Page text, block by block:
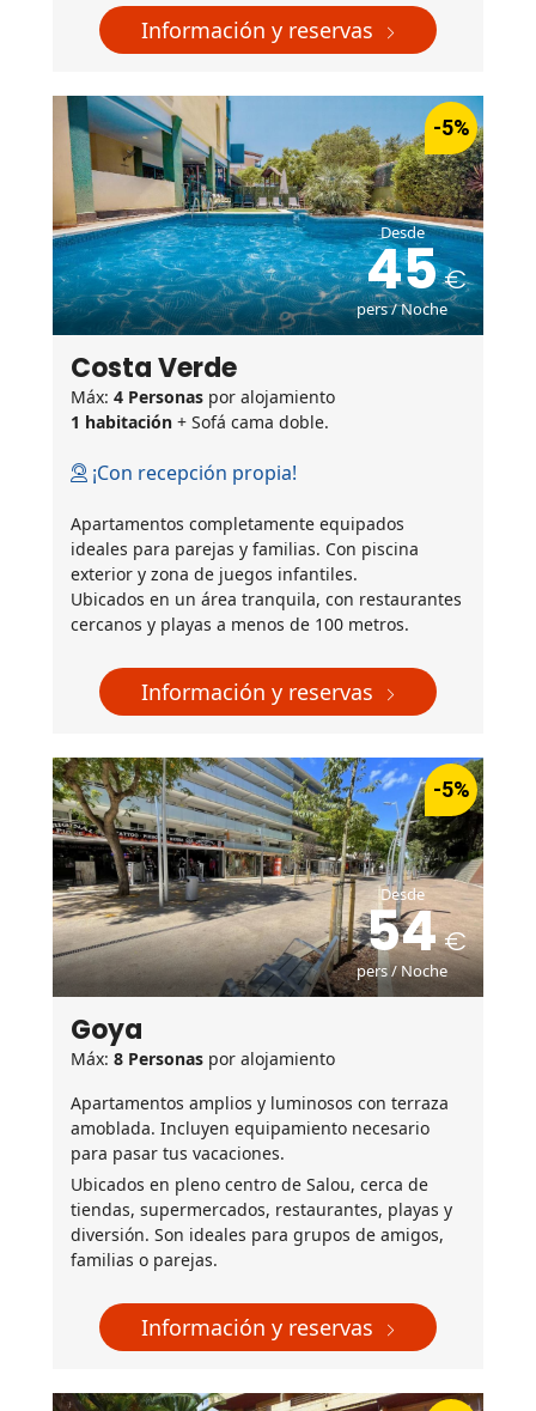
Información y reservas
-5%
Desde
45
pers / Noche
Costa Verde
Máx: 4 Personas por alojamiento
1 habitación + Sofá cama doble.
¡Con recepción propia!
Apartamentos completamente equipados
ideales para parejas y familias. Con piscina
exterior y zona de juegos infantiles.
Ubicados en un área tranquila, con restaurantes
cercanos y playas a menos de 100 metros.
Información y reservas
-5%
Desde
54
pers / Noche
Goya
Máx: 8 Personas por alojamiento
Apartamentos amplios y luminosos con terraza
amoblada. Incluyen equipamiento necesario
para pasar tus vacaciones.
Ubicados en pleno centro de Salou, cerca de
tiendas, supermercados, restaurantes, playas y
diversión. Son ideales para grupos de amigos,
familias o parejas.
Información y reservas